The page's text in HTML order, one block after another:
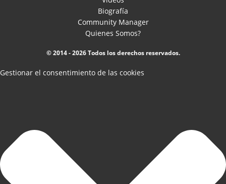
Biografía
Community Manager
Quienes Somos?
© 2014 - 2026 Todos los derechos reservados.
Gestionar el consentimiento de las cookies